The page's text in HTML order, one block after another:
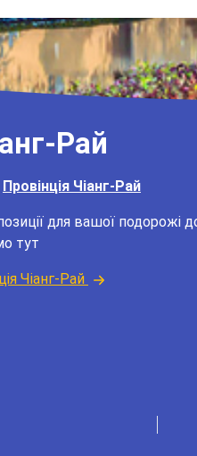
Рай
Провінція Чіанг-Рай
для вашої подорожі
тут
Чіанг-Рай